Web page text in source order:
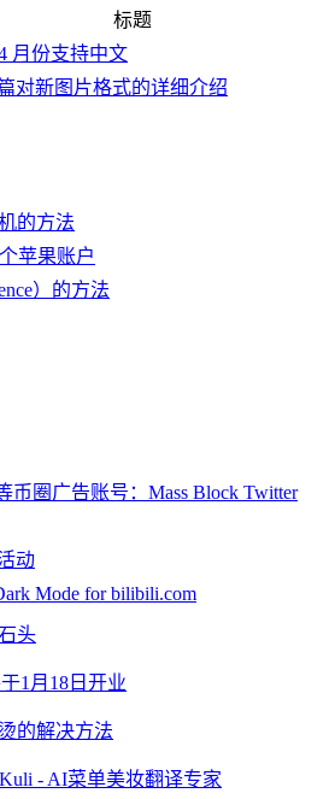
标题
月份支持中文
对新图片格式的详细介绍
的方法
苹果账户
）的方法
圈广告账号：Mass Block Twitter
动
Mode for bilibili.com
头
1月18日开业
的解决方法
- AI菜单美妆翻译专家